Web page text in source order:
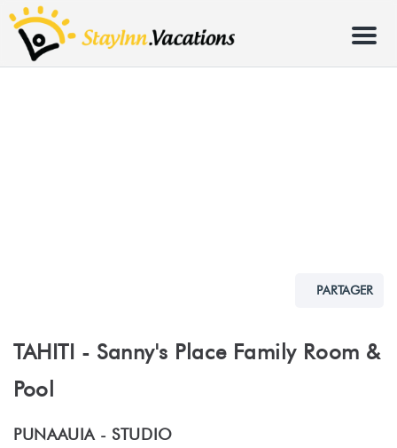
Menu
PARTAGER
TAHITI - Sanny's Place Family Room &
Pool
PUNAAUIA -STUDIO